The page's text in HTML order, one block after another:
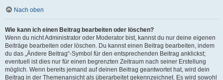
Nach oben
Wie kann ich einen Beitrag bearbeiten oder löschen?
Wenn du nicht Administrator oder Moderator bist, kannst du nur deine eigenen
Beiträge bearbeiten oder löschen. Du kannst einen Beitrag bearbeiten, indem
du das „Ändere Beitrag“-Symbol für den entsprechenden Beitrag anklickst;
eventuell ist dies nur für einen begrenzten Zeitraum nach seiner Erstellung
möglich. Wenn bereits jemand auf deinen Beitrag geantwortet hat, wird dein
Beitrag in der Themenansicht als überarbeitet gekennzeichnet. Es wird sowohl